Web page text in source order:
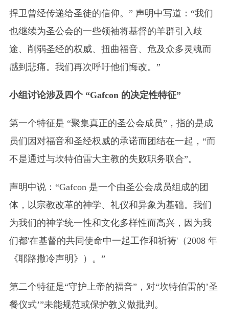
捍卫曾经传递给圣徒的信仰。” 声明中写道：“我们
也继续为圣公会的一些领袖将基督的羊群引入歧
途、削弱圣经的权威、扭曲福音、危及众多灵魂而
感到悲痛。我们再次呼吁他们悔改。”
小组讨论涉及四个 “Gafcon 的决定性特征”
第一个特征是 “聚集真正的圣公会成员”，指的是成
员们因对福音和圣经权威的承诺而团结在一起，“而
不是通过与坎特伯雷大主教的失败职务联合”。
声明中说：“Gafcon 是一个由圣公会成员组成的团
体，以宗教改革的神学、礼仪和异象为基础。我们
为我们的神学统一性和文化多样性而高兴，因为我
们都'在基督的共同使命中一起工作和祈祷'（2008 年
《耶路撒冷声明》）。”
第二个特征是“守护上帝的福音”，对“坎特伯雷的’圣
餐仪式’”未能规范或保护教义做批判。